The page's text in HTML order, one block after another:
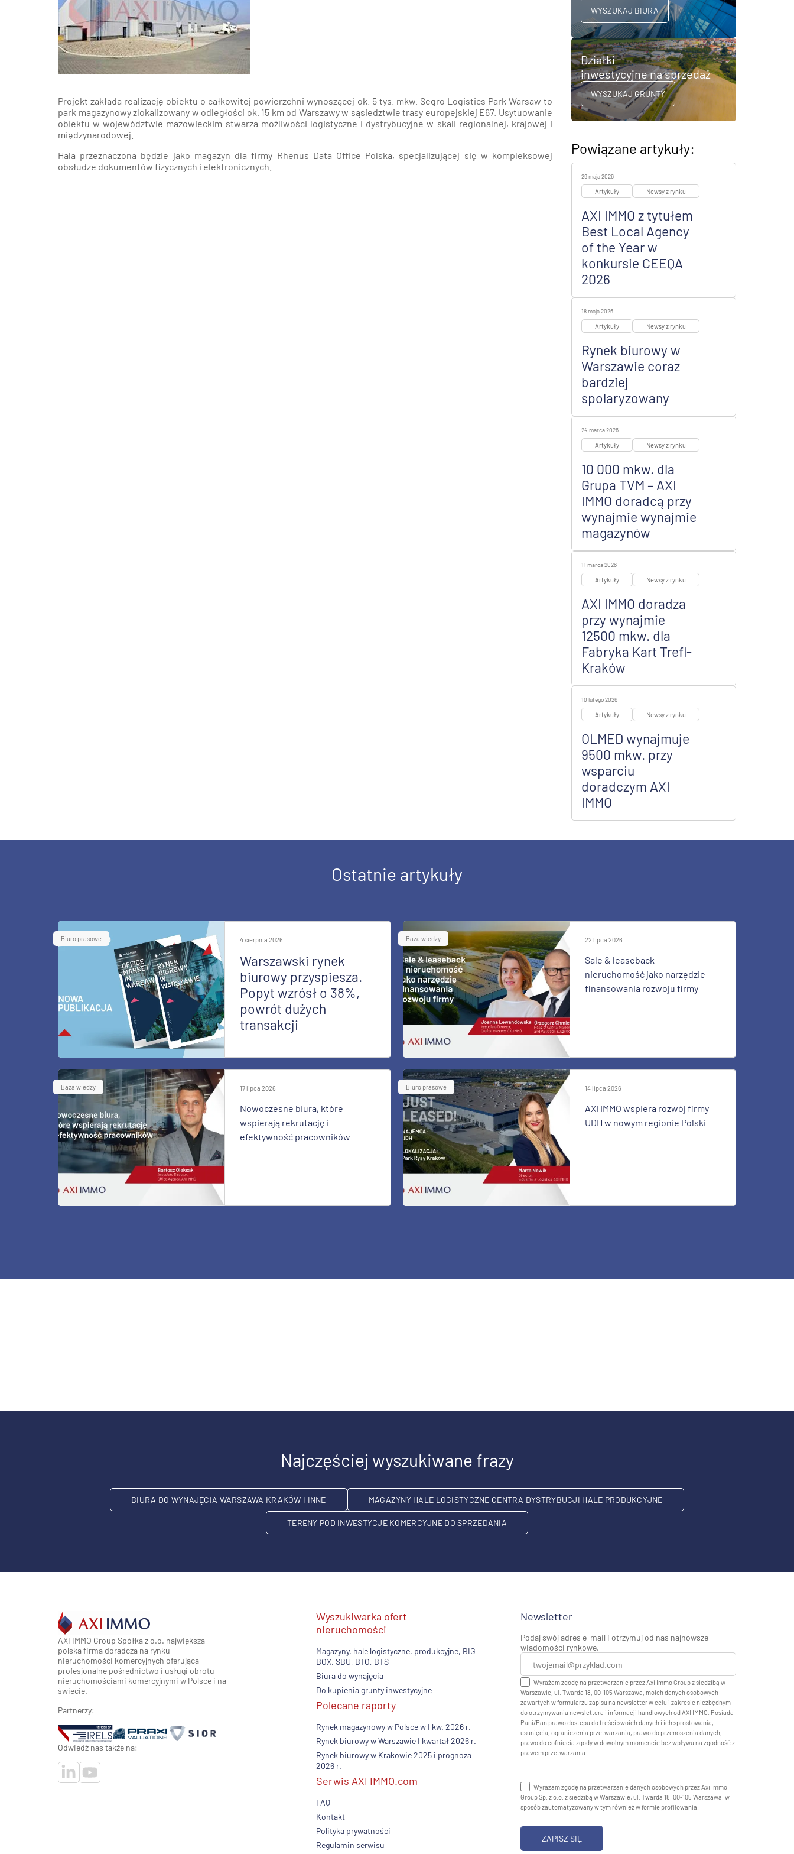
Poznaj nas –
doradcy ds.
najmu i zakupu
magazynów, hal
logistycznych i
Wrocław i okolice
Kraków i okolice
Gdańsk i okolice
Szczecin i okolice
Projekt zakłada realizację obiektu o całkowitej powierzchni wynoszącej ok. 5 tys. mkw. Segro Logistics Park Warsaw to
park magazynowy zlokalizowany w odległości ok. 15 km od Warszawy w sąsiedztwie trasy europejskiej E67. Usytuowanie
obiektu w województwie mazowieckim stwarza możliwości logistyczne i dystrybucyjne w skali regionalnej, krajowej i
międzynarodowej.
Hala przeznaczona będzie jako magazyn dla firmy Rhenus Data Office Polska, specjalizującej się w kompleksowej
obsłudze dokumentów fizycznych i elektronicznych.
WYSZUKAJ BIURA
Działki
inwestycyjne na sprzedaż
WYSZUKAJ GRUNTY
Powiązane artykuły:
29 maja 2026
Artykuły Newsy z rynku
AXI IMMO z tytułem
Best Local Agency
of the Year w
konkursie CEEQA
2026
18 maja 2026
Artykuły Newsy z rynku
Rynek biurowy w
Warszawie coraz
bardziej
spolaryzowany
24 marca 2026
Artykuły Newsy z rynku
10 000 mkw. dla
Grupa TVM – AXI
IMMO doradcą przy
wynajmie wynajmie
magazynów
11 marca 2026
Artykuły Newsy z rynku
AXI IMMO doradza
przy wynajmie
12500 mkw. dla
Fabryka Kart Trefl-
Kraków
10 lutego 2026
Artykuły Newsy z rynku
OLMED wynajmuje
9500 mkw. przy
wsparciu
doradczym AXI
IMMO
Ostatnie artykuły
Biuro prasowe 4 sierpnia 2026
Warszawski rynek
biurowy przyspiesza.
Popyt wzrósł o 38%,
powrót dużych
transakcji
Baza wiedzy 22 lipca 2026
Sale & leaseback –
nieruchomość jako narzędzie
finansowania rozwoju firmy
Baza wiedzy 17 lipca 2026
Nowoczesne biura, które
wspierają rekrutację i
efektywność pracowników
Biuro prasowe 14 lipca 2026
AXI IMMO wspiera rozwój firmy
UDH w nowym regionie Polski
Najczęściej wyszukiwane frazy
BIURA DO WYNAJĘCIA WARSZAWA KRAKÓW I INNE MAGAZYNY HALE LOGISTYCZNE CENTRA DYSTRYBUCJI HALE PRODUKCYJNE
TERENY POD INWESTYCJE KOMERCYJNE DO SPRZEDANIA
AXI IMMO Group Spółka z o.o. największa
polska firma doradcza na rynku
nieruchomości komercyjnych oferująca
profesjonalne pośrednictwo i usługi obrotu
nieruchomościami komercyjnymi w Polsce i na
świecie.
Partnerzy:
Odwiedź nas także na:
Wyszukiwarka ofert
nieruchomości
Magazyny, hale logistyczne, produkcyjne, BIG
BOX, SBU, BTO, BTS
Biura do wynajęcia
Do kupienia grunty inwestycyjne
Polecane raporty
Rynek magazynowy w Polsce w I kw. 2026 r.
Rynek biurowy w Warszawie I kwartał 2026 r.
Rynek biurowy w Krakowie 2025 i prognoza
2026 r.
Serwis AXI IMMO.com
FAQ
Kontakt
Polityka prywatności
Regulamin serwisu
Newsletter
Podaj swój adres e-mail i otrzymuj od nas najnowsze
wiadomości rynkowe.
Wyrażam zgodę na przetwarzanie przez Axi Immo Group z siedzibą w
Warszawie, ul. Twarda 18, 00-105 Warszawa, moich danych osobowych
zawartych w formularzu zapisu na newsletter w celu i zakresie niezbędnym
do otrzymywania newslettera i informacji handlowych od AXI IMMO. Posiada
Pani/Pan prawo dostępu do treści swoich danych i ich sprostowania,
usunięcia, ograniczenia przetwarzania, prawo do przenoszenia danych,
prawo do cofnięcia zgody w dowolnym momencie bez wpływu na zgodność z
prawem przetwarzania.
Wyrażam zgodę na przetwarzanie danych osobowych przez Axi Immo
Group Sp. z o.o. z siedzibą w Warszawie, ul. Twarda 18, 00-105 Warszawa, w
sposób zautomatyzowany w tym również w formie profilowania.